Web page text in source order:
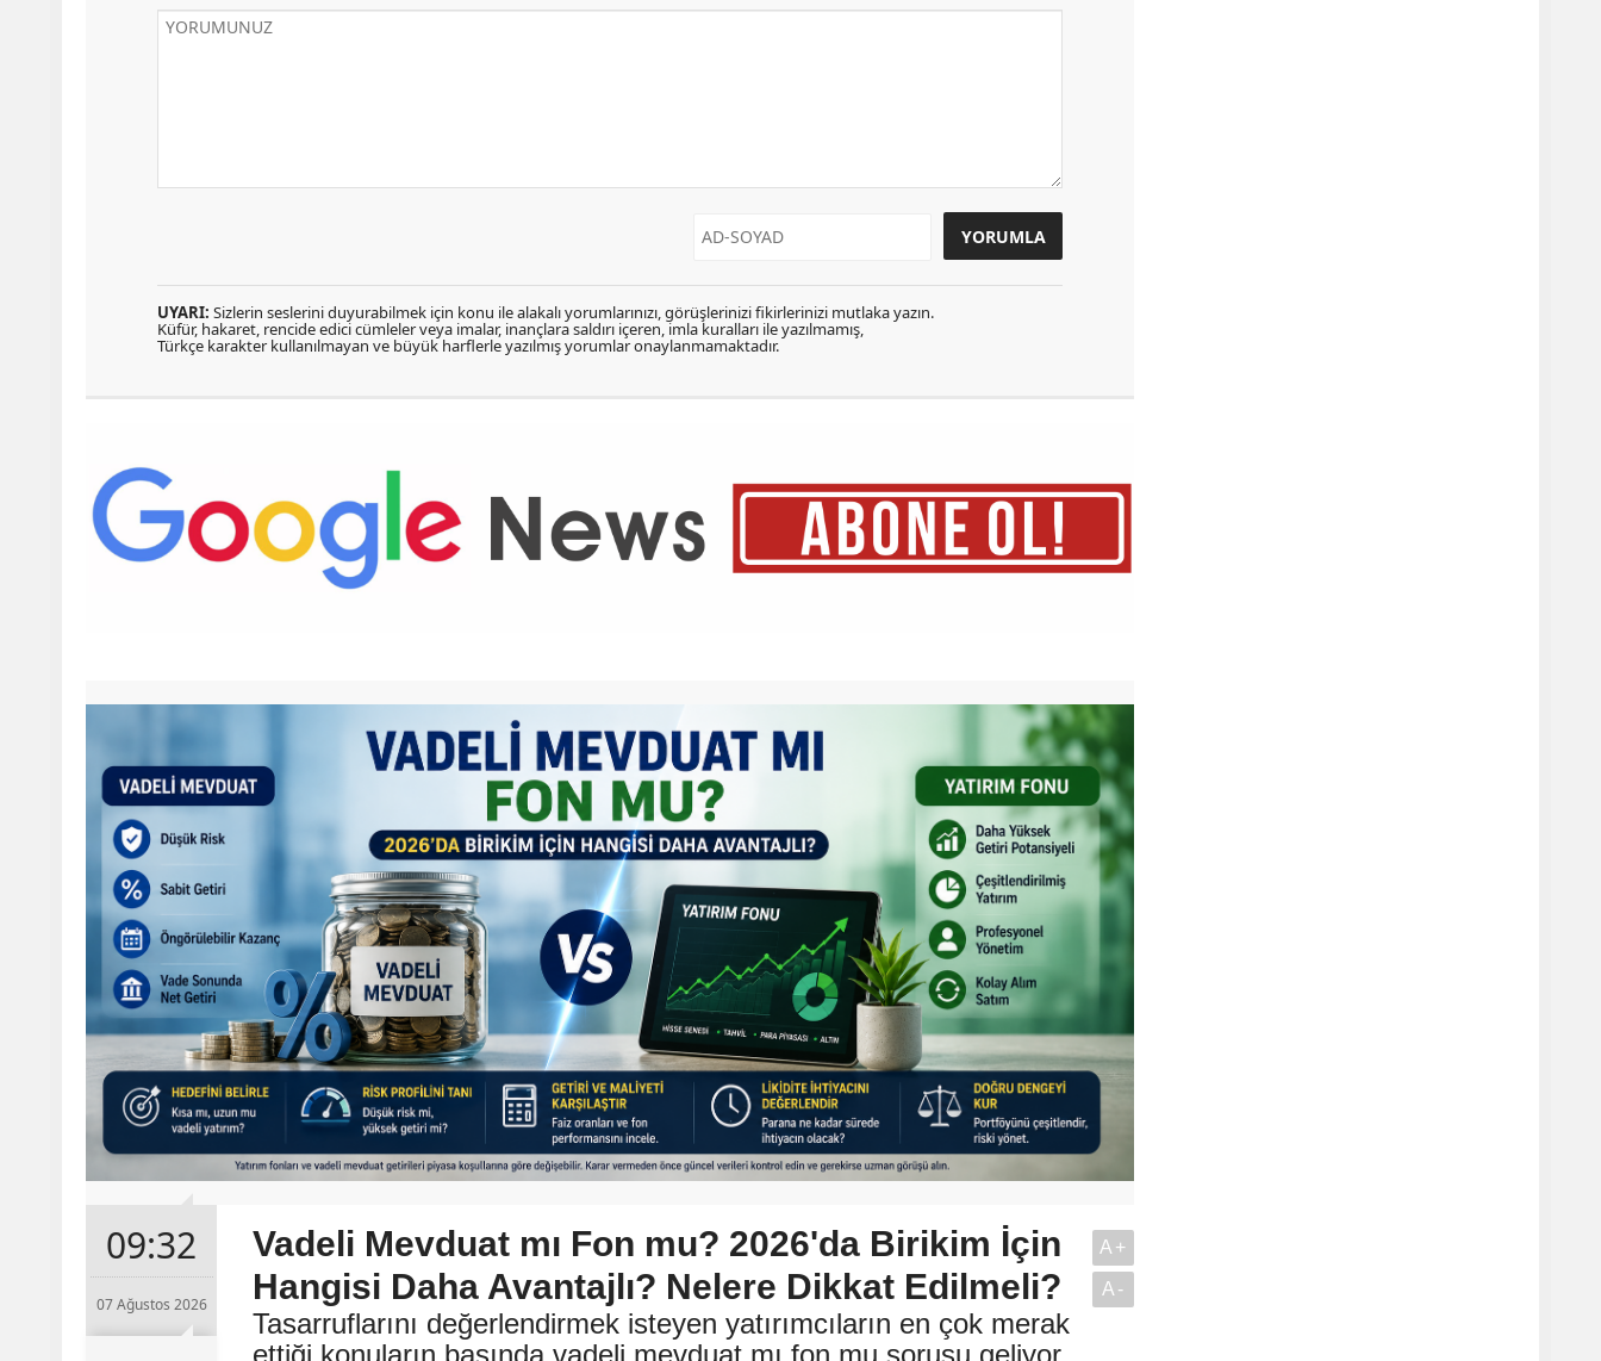
UYARI: Sizlerin seslerini duyurabilmek için konu ile alakalı yorumlarınızı, görüşlerinizi fikirlerinizi mutlaka yazın.
Küfür, hakaret, rencide edici cümleler veya imalar, inançlara saldırı içeren, imla kuralları ile yazılmamış,
Türkçe karakter kullanılmayan ve büyük harflerle yazılmış yorumlar onaylanmamaktadır.
09:32
07 Ağustos 2026
Vadeli Mevduat mı Fon mu? 2026'da Birikim İçin
Hangisi Daha Avantajlı? Nelere Dikkat Edilmeli?
Tasarruflarını değerlendirmek isteyen yatırımcıların en çok merak
ettiği konuların başında vadeli mevduat mı fon mu sorusu geliyor.
A+
A-